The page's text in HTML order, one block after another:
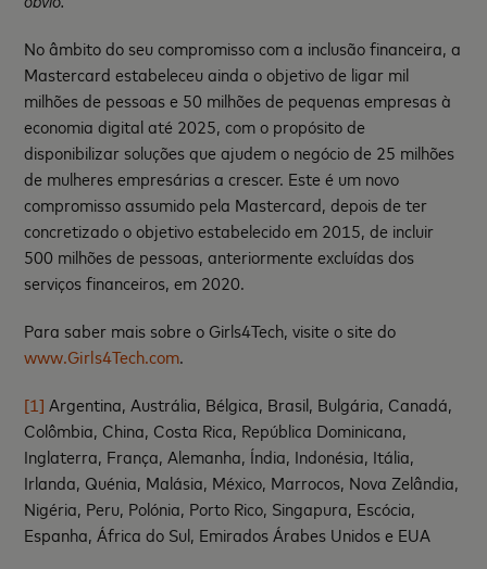
No âmbito do seu compromisso com a inclusão financeira, a
Mastercard estabeleceu ainda o objetivo de ligar mil
milhões de pessoas e 50 milhões de pequenas empresas à
economia digital até 2025, com o propósito de
disponibilizar soluções que ajudem o negócio de 25 milhões
de mulheres empresárias a crescer. Este é um novo
compromisso assumido pela Mastercard, depois de ter
concretizado o objetivo estabelecido em 2015, de incluir
500 milhões de pessoas, anteriormente excluídas dos
serviços financeiros, em 2020.
Para saber mais sobre o Girls4Tech, visite o site do
www.Girls4Tech.com.
[1] Argentina, Austrália, Bélgica, Brasil, Bulgária, Canadá,
Colômbia, China, Costa Rica, República Dominicana,
Inglaterra, França, Alemanha, Índia, Indonésia, Itália,
Irlanda, Quénia, Malásia, México, Marrocos, Nova Zelândia,
Nigéria, Peru, Polónia, Porto Rico, Singapura, Escócia,
Espanha, África do Sul, Emirados Árabes Unidos e EUA